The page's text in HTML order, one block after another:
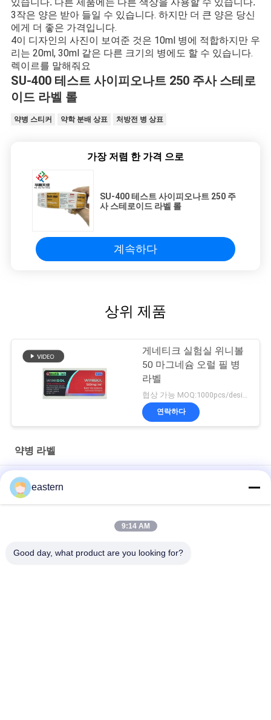
3작은 양은 받아 들일 수 있습니다. 하지만 더 큰 양은 당신
에게 더 좋은 가격입니다.
4이 디자인의 사진이 보여준 것은 10ml 병에 적합하지만 우
리는 20ml, 30ml 같은 다른 크기의 병에도 할 수 있습니다.
렉이르를 말해줘요
SU-400 테스트 사이피오나트 250 주사 스테로
이드 라벨 롤
약병 스티커 약학 분배 상표 처방전 병 상표
가장 저렴 한 가격 으로
SU-400 테스트 사이피오나트 250 주
사 스테로이드 라벨 롤
계속하다
상위 제품
게네티크 실험실 위니볼
50 마그네슘 오럴 필 병
라벨
협상 가능 MOQ:1000pcs/design
연락하다
약병 라벨
경구용 시알리스 타달라필 100mg 라벨
SS-31 강한 접착제 라벨 펩타이드 플라스크 라벨
바이오멕스 실험실 기록저장소 동화작용 주문 제작된 브랜드와 광
eastern
9:14 AM
Good day, what product are you looking for?